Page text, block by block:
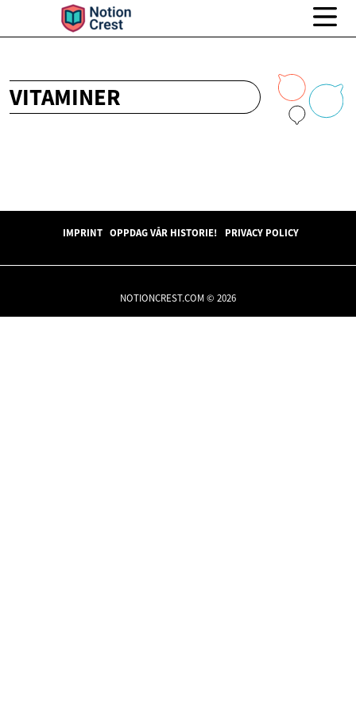
VITAMINER
IMPRINT OPPDAG VÅR HISTORIE! PRIVACY POLICY
NOTIONCREST.COM © 2026